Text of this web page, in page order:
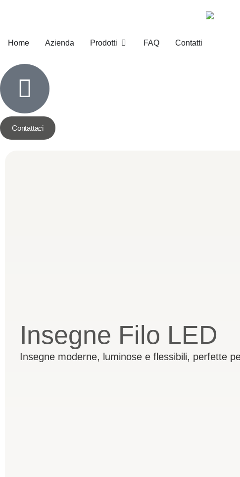
Home Azienda Prodotti FAQ Contatti
Contattaci
Insegne Filo LED
Insegne moderne, luminose e flessibili, perfette